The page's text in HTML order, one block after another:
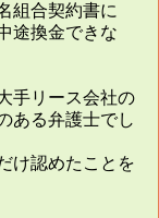
組合契約書に
途換金できな
手リース会社の
ある弁護士でし
け認めたことを